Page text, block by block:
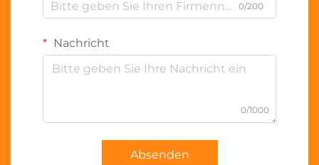
0/200
Nachricht
0/1000
Absenden